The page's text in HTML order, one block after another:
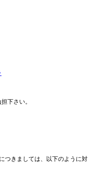
下さい。
つきましては、以下のように対